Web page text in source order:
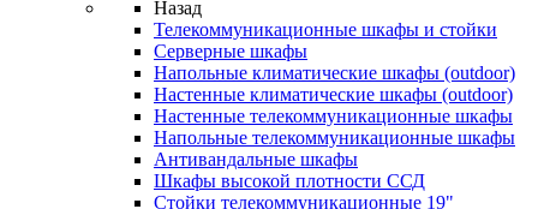
Назад
Телекоммуникационные шкафы и стойки
Серверные шкафы
Напольные климатические шкафы (outdoor)
Настенные климатические шкафы (outdoor)
Настенные телекоммуникационные шкафы
Напольные телекоммуникационные шкафы
Антивандальные шкафы
Шкафы высокой плотности ССД
Стойки телекоммуникационные 19"